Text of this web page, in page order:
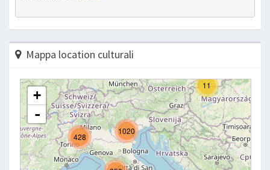
Mappa location culturali